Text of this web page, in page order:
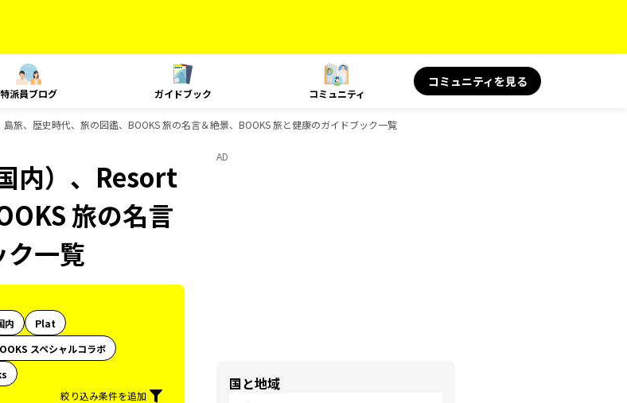
特派員ブログ ガイドブック コミュニティ
コミュニティを見る
旅、歴史時代、旅の図鑑、BOOKS 旅の名言＆絶景、BOOKS 旅と健康のガイドブック一覧
内）、Resort
旅の名言
ク一覧
内
Plat
スペシャルコラボ
絞り込み条件を追加
AD
国と地域